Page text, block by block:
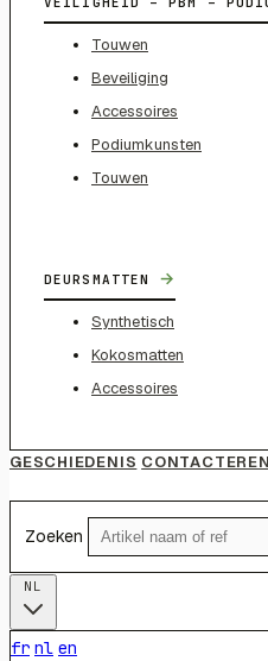
Touwen
Beveiliging
Accessoires
Podiumkunsten
Touwen
DEURSMATTEN →
Synthetisch
Kokosmatten
Accessoires
GESCHIEDENIS CONTACTEREN
Zoeken
fr nl en